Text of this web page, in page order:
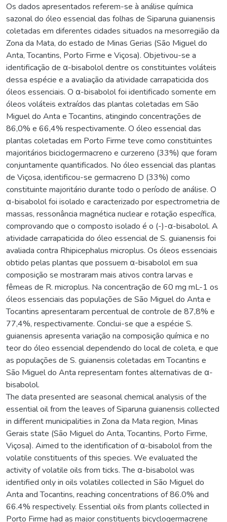
Os dados apresentados referem-se à análise química
sazonal do óleo essencial das folhas de Siparuna guianensis
coletadas em diferentes cidades situados na mesorregião da
Zona da Mata, do estado de Minas Gerias (São Miguel do
Anta, Tocantins, Porto Firme e Viçosa). Objetivou-se a
identificação de α-bisabolol dentre os constituintes voláteis
dessa espécie e a avaliação da atividade carrapaticida dos
óleos essenciais. O α-bisabolol foi identificado somente em
óleos voláteis extraídos das plantas coletadas em São
Miguel do Anta e Tocantins, atingindo concentrações de
86,0% e 66,4% respectivamente. O óleo essencial das
plantas coletadas em Porto Firme teve como constituintes
majoritários biciclogermacreno e curzereno (33%) que foram
conjuntamente quantificados. No óleo essencial das plantas
de Viçosa, identificou-se germacreno D (33%) como
constituinte majoritário durante todo o período de análise. O
α-bisabolol foi isolado e caracterizado por espectrometria de
massas, ressonância magnética nuclear e rotação específica,
comprovando que o composto isolado é o (-)-α-bisabolol. A
atividade carrapaticida do óleo essencial de S. guianensis foi
avaliada contra Rhipicephalus microplus. Os óleos essenciais
obtido pelas plantas que possuem α-bisabolol em sua
composição se mostraram mais ativos contra larvas e
fêmeas de R. microplus. Na concentração de 60 mg mL-1 os
óleos essenciais das populações de São Miguel do Anta e
Tocantins apresentaram percentual de controle de 87,8% e
77,4%, respectivamente. Conclui-se que a espécie S.
guianensis apresenta variação na composição química e no
teor do óleo essencial dependendo do local de coleta, e que
as populações de S. guianensis coletadas em Tocantins e
São Miguel do Anta representam fontes alternativas de α-
bisabolol.
The data presented are seasonal chemical analysis of the
essential oil from the leaves of Siparuna guianensis collected
in different municipalities in Zona da Mata region, Minas
Gerais state (São Miguel do Anta, Tocantins, Porto Firme,
Viçosa). Aimed to the identification of α-bisabolol from the
volatile constituents of this species. We evaluated the
activity of volatile oils from ticks. The α-bisabolol was
identified only in oils volatiles collected in São Miguel do
Anta and Tocantins, reaching concentrations of 86.0% and
66.4% respectively. Essential oils from plants collected in
Porto Firme had as major constituents bicyclogermacrene